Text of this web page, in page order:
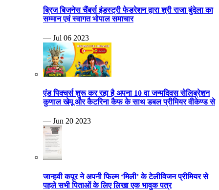
ब्रिज बिजनेस चैंबर्स इंडस्ट्री फेडरेशन द्वारा श्री राजा बुंदेला का
सम्मान एवं स्वागत भोपाल समाचार
— Jul 06 2023
एंड पिक्चर्स शुरू कर रहा है अपना 10 वा जन्मदिवस सेलिब्रेशन
कुणाल खेमू और कैटरिना कैफ के साथ डबल प्रीमियर वीकेण्ड से
— Jun 20 2023
जान्हवी कपूर ने अपनी फिल्म ‘मिली’ के टेलीविजन प्रीमियर से
पहले सभी पिताओं के लिए लिखा एक भावुक पत्र